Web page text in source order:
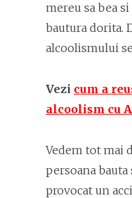
mereu sa bea
bautura dorita.
alcoolismului
Vezi cum a
alcoolism cu
Vedem tot mai
persoana bauta
provocat un